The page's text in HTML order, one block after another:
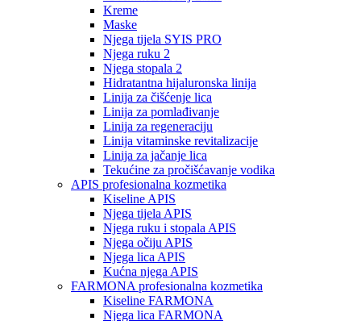
Kreme
Maske
Njega tijela SYIS PRO
Njega ruku 2
Njega stopala 2
Hidratantna hijaluronska linija
Linija za čišćenje lica
Linija za pomlađivanje
Linija za regeneraciju
Linija vitaminske revitalizacije
Linija za jačanje lica
Tekućine za pročišćavanje vodika
APIS profesionalna kozmetika
Kiseline APIS
Njega tijela APIS
Njega ruku i stopala APIS
Njega očiju APIS
Njega lica APIS
Kućna njega APIS
FARMONA profesionalna kozmetika
Kiseline FARMONA
Njega lica FARMONA